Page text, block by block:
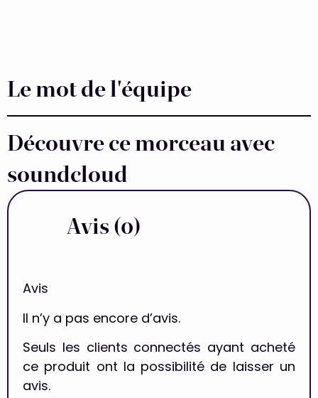
Le mot de l'équipe
Découvre ce morceau avec
soundcloud
Avis (0)
Avis
Il n’y a pas encore d’avis.
Seuls les clients connectés ayant acheté
ce produit ont la possibilité de laisser un
avis.